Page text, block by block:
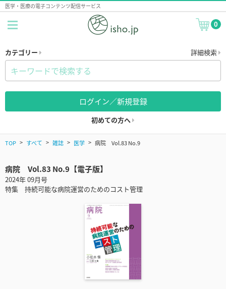
医学・医療の電子コンテンツ配信サービス
0
カテゴリー 詳細検索
ログイン／新規登録
初めての方へ
TOP すべて 雑誌 医学 病院 Vol.83 No.9
病院 Vol.83 No.9【電子版】
2024年 09月号
特集 持続可能な病院運営のためのコスト管理